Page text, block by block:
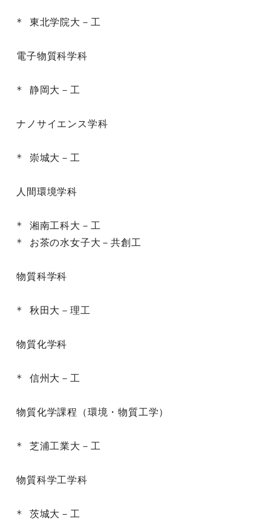
* 東北学院大－工
電子物質科学科
* 静岡大－工
ナノサイエンス学科
* 崇城大－工
人間環境学科
* 湘南工科大－工
* お茶の水女子大－共創工
物質科学科
* 秋田大－理工
物質化学科
* 信州大－工
物質化学課程（環境・物質工学）
* 芝浦工業大－工
物質科学工学科
* 茨城大－工